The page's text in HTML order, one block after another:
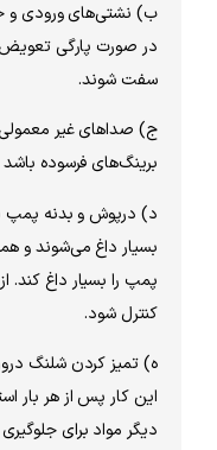
ب) نشتی‌‏های ورودی و
در صورت پارگی تعویض
سفت شوند.
ج) صداهای غیر معمولی از
برینگ‏‌های فرسوده باشد که
د) درپوش و بدنه پمپ به
بسیار داغ می‌‏شوند و
پمپ را بسیار داغ کند. از
کنترل شود.
ه) تمیز کردن شلنگ درون
این کار پس از هر بار
دیگر مواد برای جلوگیری